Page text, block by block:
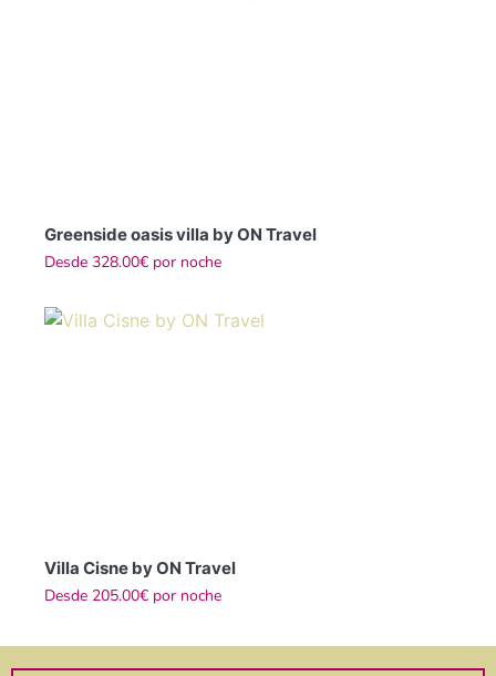
Greenside oasis villa by ON Travel
Desde 328.00€ por noche
Villa Cisne by ON Travel
Desde 205.00€ por noche